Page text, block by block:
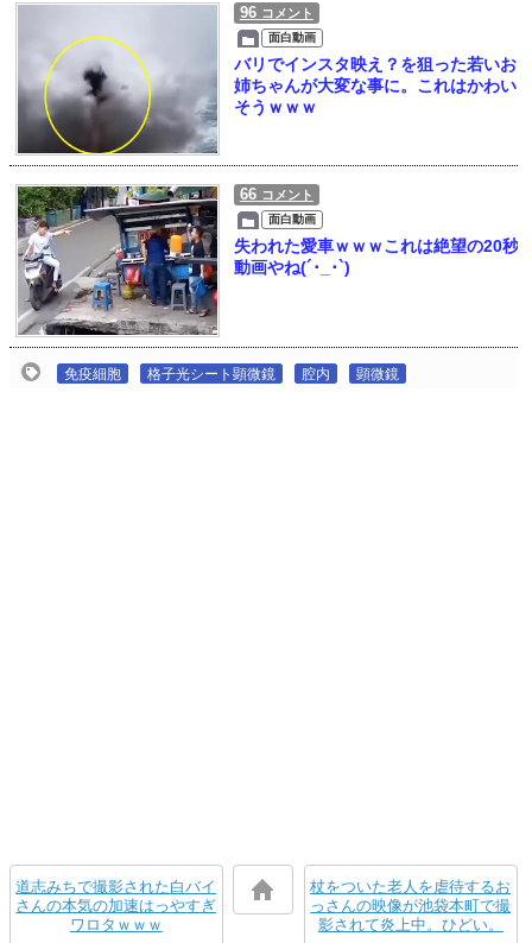
96 コメント
面白動画
バリでインスタ映え？を狙った若いお
姉ちゃんが大変な事に。これはかわい
そうｗｗｗ
66 コメント
面白動画
失われた愛車ｗｗｗこれは絶望の20秒
動画やね(´･_･`)
免疫細胞 格子光シート顕微鏡 腔内 顕微鏡
道志みちで撮影された白バイ
さんの本気の加速はっやすぎ
ワロタｗｗｗ
杖をついた老人を虐待するお
っさんの映像が池袋本町で撮
影されて炎上中。ひどい。